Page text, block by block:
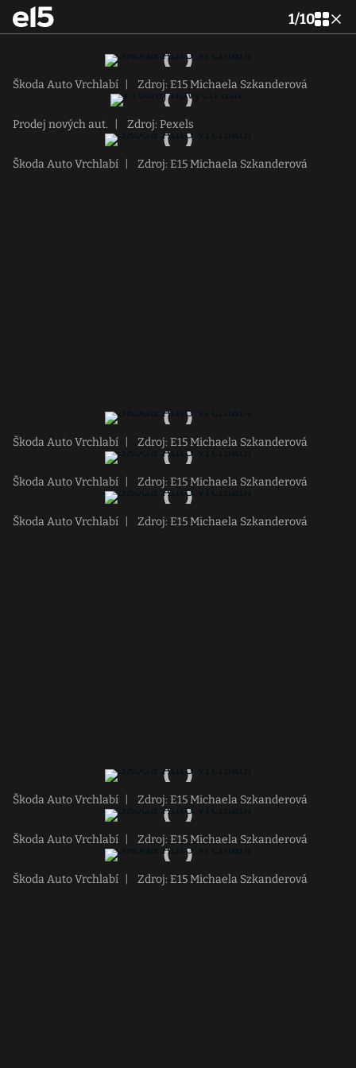
1/10
Škoda Auto Vrchlabí Zdroj: E15 Michaela Szkanderová
Prodej nových aut. Zdroj: Pexels
Škoda Auto Vrchlabí Zdroj: E15 Michaela Szkanderová
Škoda Auto Vrchlabí Zdroj: E15 Michaela Szkanderová
Škoda Auto Vrchlabí Zdroj: E15 Michaela Szkanderová
Škoda Auto Vrchlabí Zdroj: E15 Michaela Szkanderová
Škoda Auto Vrchlabí Zdroj: E15 Michaela Szkanderová
Škoda Auto Vrchlabí Zdroj: E15 Michaela Szkanderová
Škoda Auto Vrchlabí Zdroj: E15 Michaela Szkanderová